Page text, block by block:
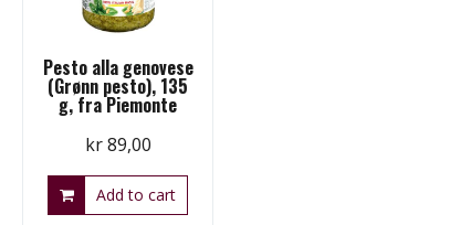
Pesto alla genovese
(Grønn pesto), 135
g, fra Piemonte
kr89,00
Add to cart